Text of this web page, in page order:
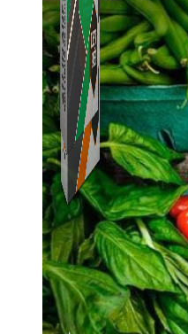
Combo ATP
Giải pháp Combo
hỗ trợ KDOL.
Combo ATP Mobile
Combo phần mềm
thoại.